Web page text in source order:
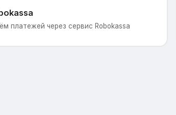
платежей через сервис Robokassa